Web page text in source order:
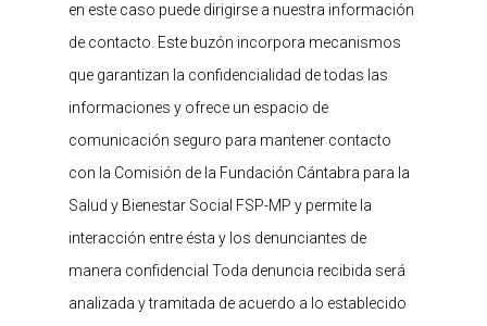
en este caso puede dirigirse a nuestra información
de contacto. Este buzón incorpora mecanismos
que garantizan la confidencialidad de todas las
informaciones y ofrece un espacio de
comunicación seguro para mantener contacto
con la Comisión de la Fundación Cántabra para la
Salud y Bienestar Social FSP-MP y permite la
interacción entre ésta y los denunciantes de
manera confidencial Toda denuncia recibida será
analizada y tramitada de acuerdo a lo establecido